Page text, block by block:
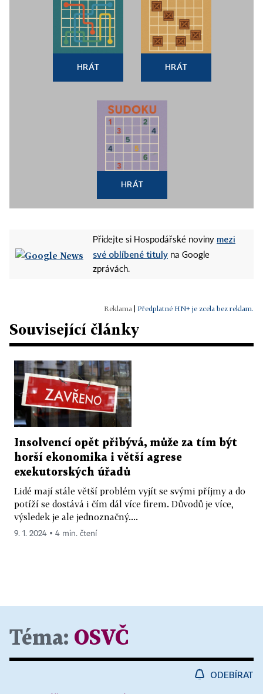
HRÁT HRÁT
HRÁT
Přidejte si Hospodářské noviny mezi
své oblíbené tituly na Google
zprávách.
Předplatné HN+ je zcela bez reklam.
Související články
Insolvencí opět přibývá, může za tím být
horší ekonomika i větší agrese
exekutorských úřadů
Lidé mají stále větší problém vyjít se svými příjmy a do
potíží se dostává i čím dál více firem. Důvodů je více,
výsledek je ale jednoznačný....
9. 1. 2024 ▪ 4 min. čtení
Téma: OSVČ
ODEBÍRAT